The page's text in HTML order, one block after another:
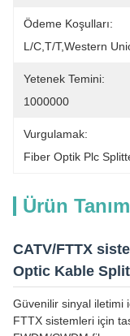
Ödeme Koşulları:
L/C,T/T,Western
Yetenek Temini:
1000000
Vurgulamak:
Fiber Optik Plc
Ürün
CATV/FTTX
Optic Kable
Güvenilir sinyal iletimi
FTTX sistemleri için